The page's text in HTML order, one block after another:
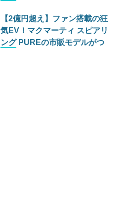
EXPERIENCE」とは
【2億円超え】ファン搭載の狂
気EV！マクマーティ スピアリ
ング PUREの市販モデルがつ